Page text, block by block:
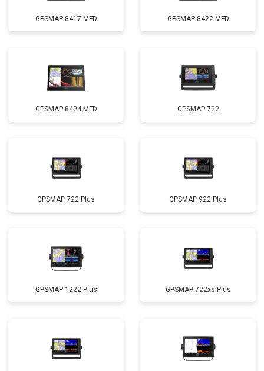
GPSMAP 8417 MFD GPSMAP 8422 MFD
GPSMAP 8424 MFD GPSMAP 722
GPSMAP 722 Plus GPSMAP 922 Plus
GPSMAP 1222 Plus GPSMAP 722xs Plus